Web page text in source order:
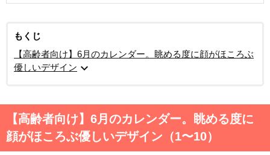
もくじ
【高齢者向け】6月のカレンダー。眺める度に顔がほころぶ
優しいデザイン expand_more
【高齢者向け】6月のカレンダー。眺める度に
顔がほころぶ優しいデザイン（1〜10）